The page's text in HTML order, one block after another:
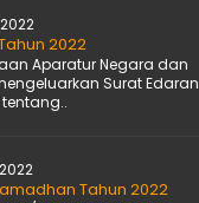
2022
Aparatur Negara dan
Surat Edaran
tentang..
Tahun 2022